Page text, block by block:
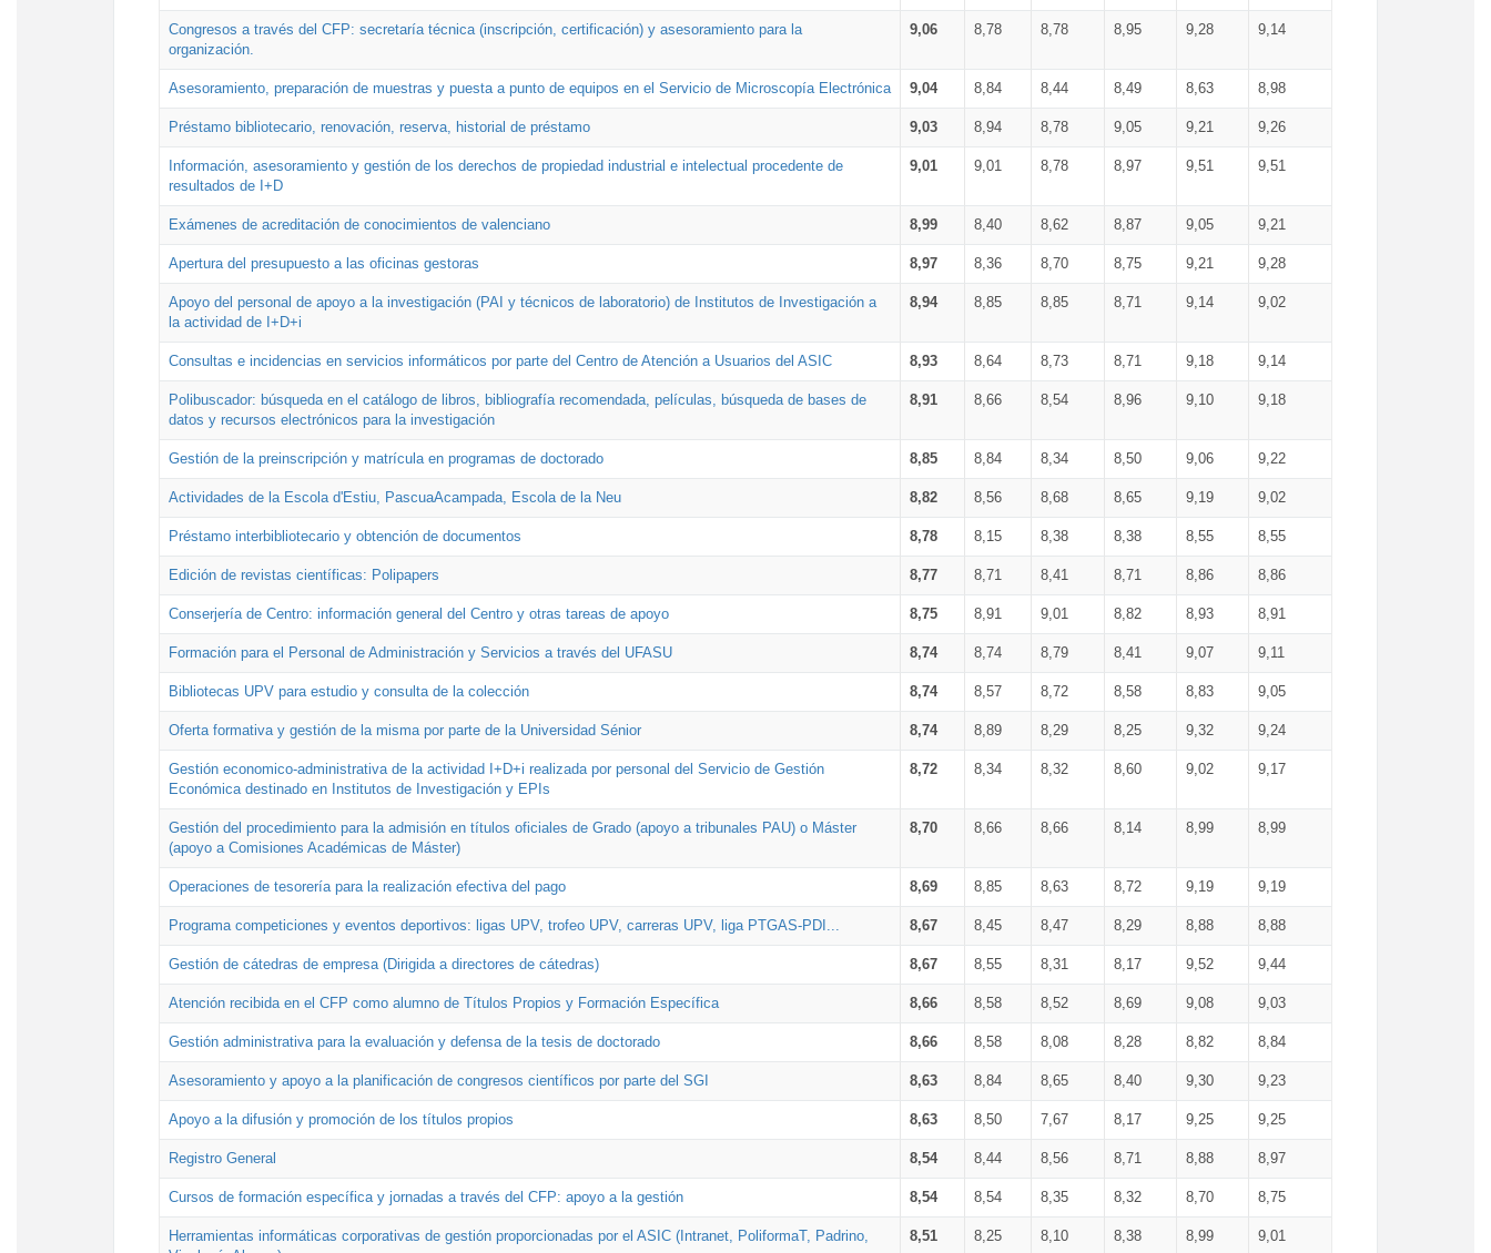
Congresos a través del CFP: secretaría técnica (inscripción, certificación) y asesoramiento para la
organización.
9,06 8,78 8,78 8,95 9,28 9,14
Asesoramiento, preparación de muestras y puesta a punto de equipos en el Servicio de Microscopía Electrónica 9,04 8,84 8,44 8,49 8,63 8,98
Préstamo bibliotecario, renovación, reserva, historial de préstamo 9,03 8,94 8,78 9,05 9,21 9,26
Información, asesoramiento y gestión de los derechos de propiedad industrial e intelectual procedente de
resultados de I+D
9,01 9,01 8,78 8,97 9,51 9,51
Exámenes de acreditación de conocimientos de valenciano 8,99 8,40 8,62 8,87 9,05 9,21
Apertura del presupuesto a las oficinas gestoras 8,97 8,36 8,70 8,75 9,21 9,28
Apoyo del personal de apoyo a la investigación (PAI y técnicos de laboratorio) de Institutos de Investigación a
la actividad de I+D+i
8,94 8,85 8,85 8,71 9,14 9,02
Consultas e incidencias en servicios informáticos por parte del Centro de Atención a Usuarios del ASIC 8,93 8,64 8,73 8,71 9,18 9,14
Polibuscador: búsqueda en el catálogo de libros, bibliografía recomendada, películas, búsqueda de bases de
datos y recursos electrónicos para la investigación
8,91 8,66 8,54 8,96 9,10 9,18
Gestión de la preinscripción y matrícula en programas de doctorado 8,85 8,84 8,34 8,50 9,06 9,22
Actividades de la Escola d'Estiu, PascuaAcampada, Escola de la Neu 8,82 8,56 8,68 8,65 9,19 9,02
Préstamo interbibliotecario y obtención de documentos 8,78 8,15 8,38 8,38 8,55 8,55
Edición de revistas científicas: Polipapers 8,77 8,71 8,41 8,71 8,86 8,86
Conserjería de Centro: información general del Centro y otras tareas de apoyo 8,75 8,91 9,01 8,82 8,93 8,91
Formación para el Personal de Administración y Servicios a través del UFASU 8,74 8,74 8,79 8,41 9,07 9,11
Bibliotecas UPV para estudio y consulta de la colección 8,74 8,57 8,72 8,58 8,83 9,05
Oferta formativa y gestión de la misma por parte de la Universidad Sénior 8,74 8,89 8,29 8,25 9,32 9,24
Gestión economico-administrativa de la actividad I+D+i realizada por personal del Servicio de Gestión
Económica destinado en Institutos de Investigación y EPIs
8,72 8,34 8,32 8,60 9,02 9,17
Gestión del procedimiento para la admisión en títulos oficiales de Grado (apoyo a tribunales PAU) o Máster
(apoyo a Comisiones Académicas de Máster)
8,70 8,66 8,66 8,14 8,99 8,99
Operaciones de tesorería para la realización efectiva del pago 8,69 8,85 8,63 8,72 9,19 9,19
Programa competiciones y eventos deportivos: ligas UPV, trofeo UPV, carreras UPV, liga PTGAS-PDI... 8,67 8,45 8,47 8,29 8,88 8,88
Gestión de cátedras de empresa (Dirigida a directores de cátedras) 8,67 8,55 8,31 8,17 9,52 9,44
Atención recibida en el CFP como alumno de Títulos Propios y Formación Específica 8,66 8,58 8,52 8,69 9,08 9,03
Gestión administrativa para la evaluación y defensa de la tesis de doctorado 8,66 8,58 8,08 8,28 8,82 8,84
Asesoramiento y apoyo a la planificación de congresos científicos por parte del SGI 8,63 8,84 8,65 8,40 9,30 9,23
Apoyo a la difusión y promoción de los títulos propios 8,63 8,50 7,67 8,17 9,25 9,25
Registro General 8,54 8,44 8,56 8,71 8,88 8,97
Cursos de formación específica y jornadas a través del CFP: apoyo a la gestión 8,54 8,54 8,35 8,32 8,70 8,75
Herramientas informáticas corporativas de gestión proporcionadas por el ASIC (Intranet, PoliformaT, Padrino,
8,51 8,25 8,10 8,38 8,99 9,01